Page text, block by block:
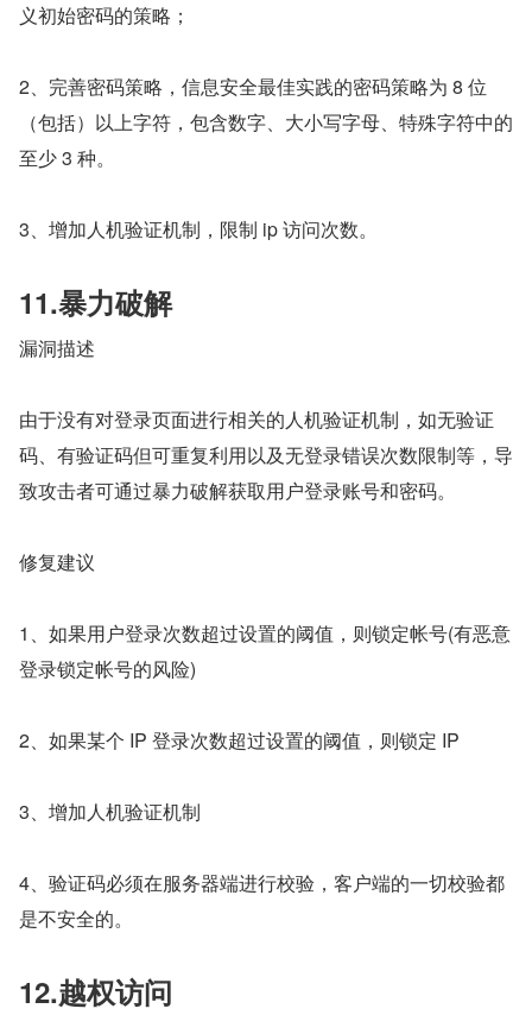
义初始密码的策略；
2、完善密码策略，信息安全最佳实践的密码策略为 8 位
（包括）以上字符，包含数字、大小写字母、特殊字符中的
至少 3 种。
3、增加人机验证机制，限制 ip 访问次数。
11.暴力破解
漏洞描述
由于没有对登录页面进行相关的人机验证机制，如无验证
码、有验证码但可重复利用以及无登录错误次数限制等，导
致攻击者可通过暴力破解获取用户登录账号和密码。
修复建议
1、如果用户登录次数超过设置的阈值，则锁定帐号(有恶意
登录锁定帐号的风险)
2、如果某个 IP 登录次数超过设置的阈值，则锁定 IP
3、增加人机验证机制
4、验证码必须在服务器端进行校验，客户端的一切校验都
是不安全的。
12.越权访问